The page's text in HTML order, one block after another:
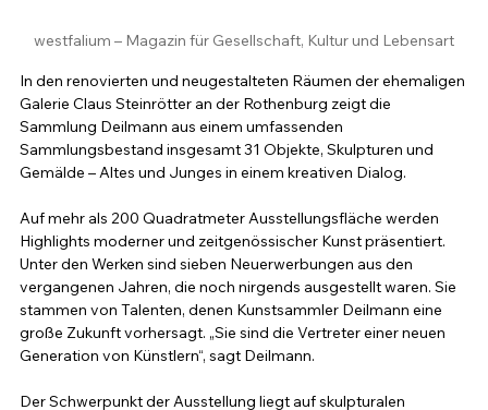
westfalium – Magazin für Gesellschaft, Kultur und Lebensart
In den renovierten und neugestalteten Räumen der ehemaligen
Galerie Claus Steinrötter an der Rothenburg zeigt die
Sammlung Deilmann aus einem umfassenden
Sammlungsbestand insgesamt 31 Objekte, Skulpturen und
Gemälde – Altes und Junges in einem kreativen Dialog.
Auf mehr als 200 Quadratmeter Ausstellungsfläche werden
Highlights moderner und zeitgenössischer Kunst präsentiert.
Unter den Werken sind sieben Neuerwerbungen aus den
vergangenen Jahren, die noch nirgends ausgestellt waren. Sie
stammen von Talenten, denen Kunstsammler Deilmann eine
große Zukunft vorhersagt. „Sie sind die Vertreter einer neuen
Generation von Künstlern“, sagt Deilmann.
Der Schwerpunkt der Ausstellung liegt auf skulpturalen